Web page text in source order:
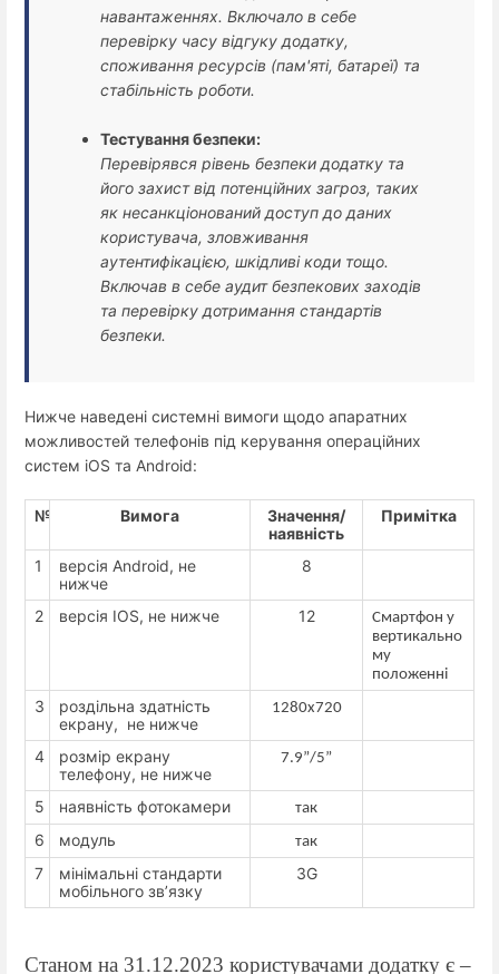
навантаженнях. Включало в себе
перевірку часу відгуку додатку,
споживання ресурсів (пам'яті, батареї) та
стабільність роботи.
Тестування безпеки:
Перевірявся рівень безпеки додатку та
його захист від потенційних загроз, таких
як несанкціонований доступ до даних
користувача, зловживання
аутентифікацією, шкідливі коди тощо.
Включав в себе аудит безпекових заходів
та перевірку дотримання стандартів
безпеки.
Нижче наведені системні вимоги щодо апаратних
можливостей телефонів під керування операційних
систем iOS та Android:
№ Вимога
Значення/
наявність
Примітка
1
версія Android, не
нижче
8
2 версія IOS, не нижче 12
Смартфон у
вертикально
му
положенні
3
роздільна здатність
екрану, не нижче
1280х720
4
розмір екрану
телефону, не нижче
7.9”/5”
5 наявність фотокамери так
6 модуль так
7
мінімальні стандарти
мобільного зв’язку
3G
Станом на 31.12.2023 користувачами додатку є –